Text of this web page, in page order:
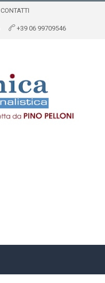
CONTATTI
+39 06 99709546